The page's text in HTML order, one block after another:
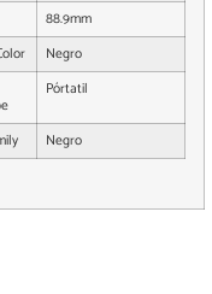
88.9mm
Negro
Pórtatil
Negro